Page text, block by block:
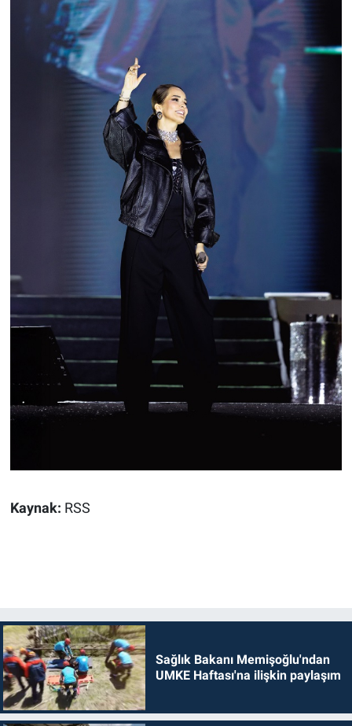
Kaynak: RSS
Sağlık Bakanı Memişoğlu'ndan
UMKE Haftası'na ilişkin paylaşım